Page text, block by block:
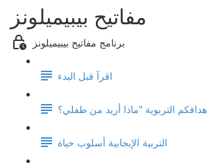
مفاتيح بيبيميلونز
برنامج مفاتيح بيبيميلونز
اقرآ قبل البدء
التربية الإيجابية أسلوب حياة